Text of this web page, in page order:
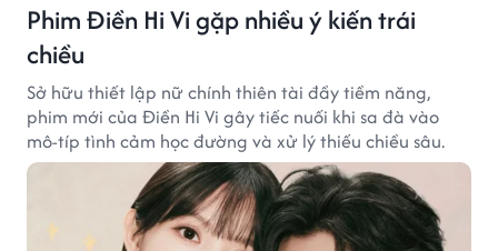
Phim Điền Hi Vi gặp nhiều ý kiến trái
chiều
Sở hữu thiết lập nữ chính thiên tài đầy tiềm năng,
phim mới của Điền Hi Vi gây tiếc nuối khi sa đà vào
mô-típ tình cảm học đường và xử lý thiếu chiều sâu.